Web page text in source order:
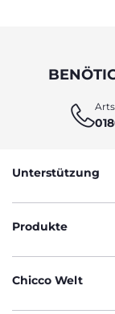
Unterstützung
Produkte
Chicco Welt